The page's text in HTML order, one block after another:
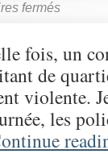
fermés
fois, un
de
violente.
les